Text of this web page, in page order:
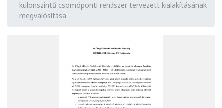
különszintű csomóponti rendszer tervezett kialakításának
megvalósítása